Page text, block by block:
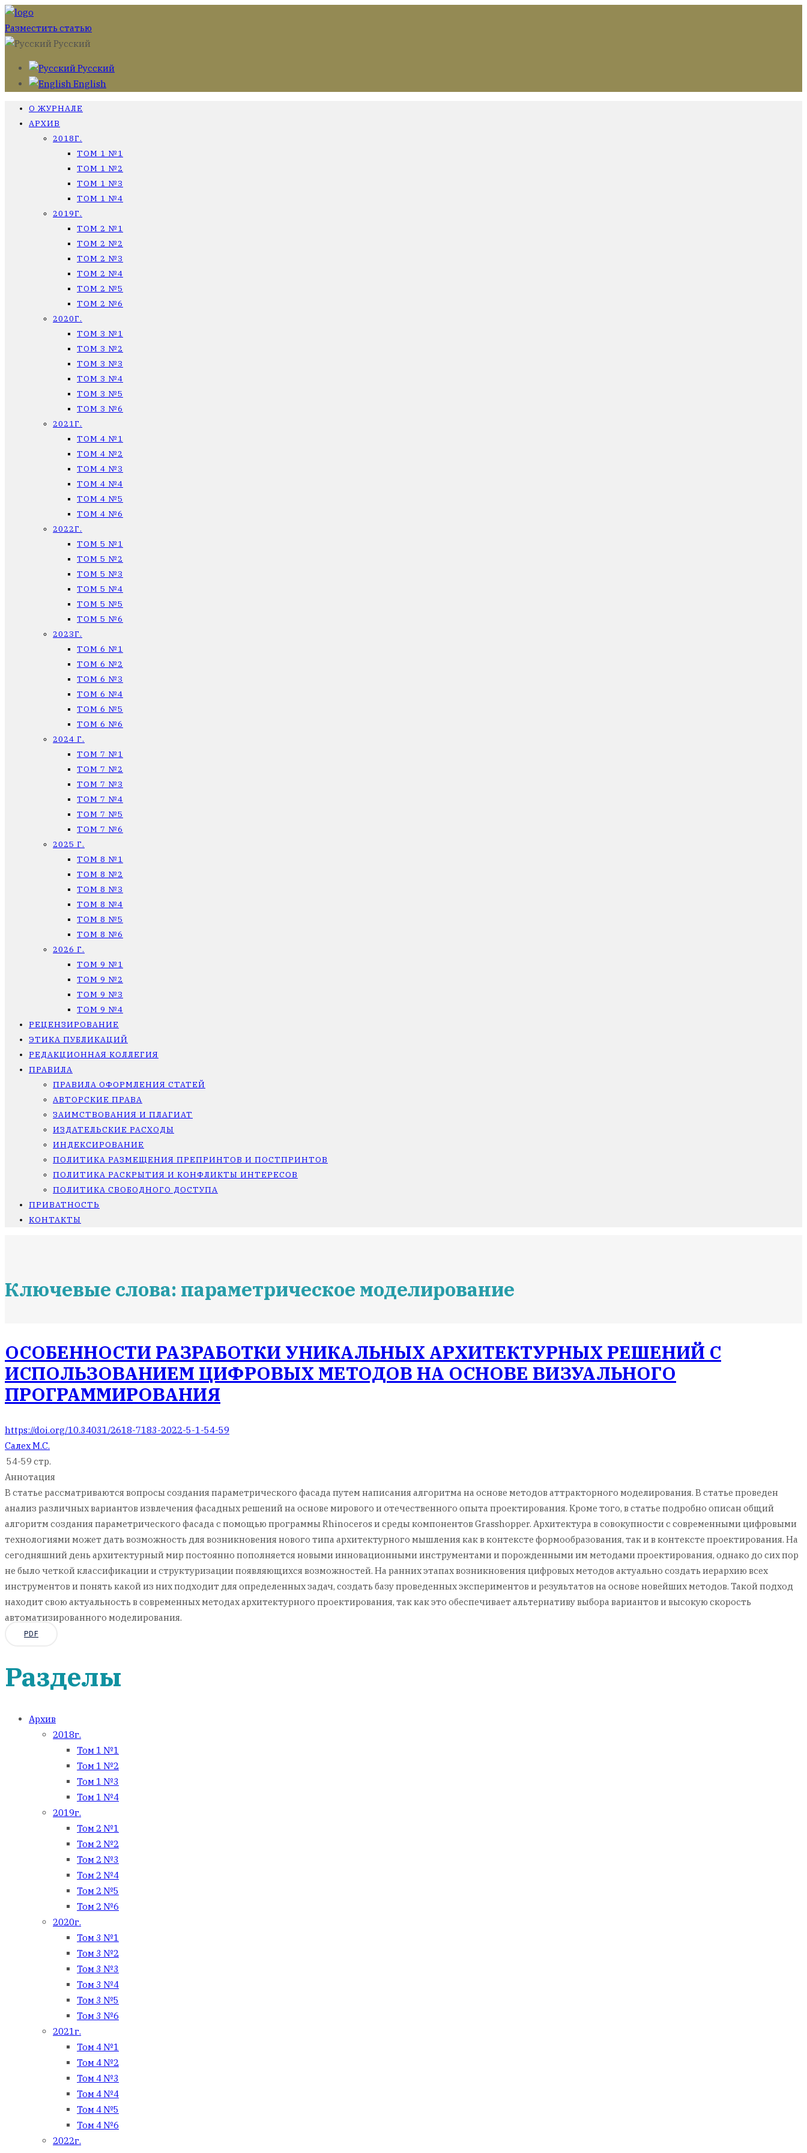
Разместить статью
Русский
Русский
English
О ЖУРНАЛЕ
АРХИВ
2018Г.
ТОМ 1 №1
ТОМ 1 №2
ТОМ 1 №3
ТОМ 1 №4
2019Г.
ТОМ 2 №1
ТОМ 2 №2
ТОМ 2 №3
ТОМ 2 №4
ТОМ 2 №5
ТОМ 2 №6
2020Г.
ТОМ 3 №1
ТОМ 3 №2
ТОМ 3 №3
ТОМ 3 №4
ТОМ 3 №5
ТОМ 3 №6
2021Г.
ТОМ 4 №1
ТОМ 4 №2
ТОМ 4 №3
ТОМ 4 №4
ТОМ 4 №5
ТОМ 4 №6
2022Г.
ТОМ 5 №1
ТОМ 5 №2
ТОМ 5 №3
ТОМ 5 №4
ТОМ 5 №5
ТОМ 5 №6
2023Г.
ТОМ 6 №1
ТОМ 6 №2
ТОМ 6 №3
ТОМ 6 №4
ТОМ 6 №5
ТОМ 6 №6
2024 Г.
ТОМ 7 №1
ТОМ 7 №2
ТОМ 7 №3
ТОМ 7 №4
ТОМ 7 №5
ТОМ 7 №6
2025 Г.
ТОМ 8 №1
ТОМ 8 №2
ТОМ 8 №3
ТОМ 8 №4
ТОМ 8 №5
ТОМ 8 №6
2026 Г.
ТОМ 9 №1
ТОМ 9 №2
ТОМ 9 №3
ТОМ 9 №4
РЕЦЕНЗИРОВАНИЕ
ЭТИКА ПУБЛИКАЦИЙ
РЕДАКЦИОННАЯ КОЛЛЕГИЯ
ПРАВИЛА
ПРАВИЛА ОФОРМЛЕНИЯ СТАТЕЙ
АВТОРСКИЕ ПРАВА
ЗАИМСТВОВАНИЯ И ПЛАГИАТ
ИЗДАТЕЛЬСКИЕ РАСХОДЫ
ИНДЕКСИРОВАНИЕ
ПОЛИТИКА РАЗМЕЩЕНИЯ ПРЕПРИНТОВ И ПОСТПРИНТОВ
ПОЛИТИКА РАСКРЫТИЯ И КОНФЛИКТЫ ИНТЕРЕСОВ
ПОЛИТИКА СВОБОДНОГО ДОСТУПА
ПРИВАТНОСТЬ
КОНТАКТЫ
Ключевые слова: параметрическое моделирование
ОСОБЕННОСТИ РАЗРАБОТКИ УНИКАЛЬНЫХ АРХИТЕКТУРНЫХ РЕШЕНИЙ С
ИСПОЛЬЗОВАНИЕМ ЦИФРОВЫХ МЕТОДОВ НА ОСНОВЕ ВИЗУАЛЬНОГО
ПРОГРАММИРОВАНИЯ
https://doi.org/10.34031/2618-7183-2022-5-1-54-59
Салех М.С.
54-59 стр.
Аннотация
В статье рассматриваются вопросы создания параметрического фасада путем написания алгоритма на основе методов аттракторного моделирования. В статье проведен
анализ различных вариантов извлечения фасадных решений на основе мирового и отечественного опыта проектирования. Кроме того, в статье подробно описан общий
алгоритм создания параметрического фасада с помощью программы Rhinoceros и среды компонентов Grasshopper. Архитектура в совокупности с современными цифровыми
технологиями может дать возможность для возникновения нового типа архитектурного мышления как в контексте формообразования, так и в контексте проектирования. На
сегодняшний день архитектурный мир постоянно пополняется новыми инновационными инструментами и порожденными им методами проектирования, однако до сих пор
не было четкой классификации и структуризации появляющихся возможностей. На ранних этапах возникновения цифровых методов актуально создать иерархию всех
инструментов и понять какой из них подходит для определенных задач, создать базу проведенных экспериментов и результатов на основе новейших методов. Такой подход
находит свою актуальность в современных методах архитектурного проектирования, так как это обеспечивает альтернативу выбора вариантов и высокую скорость
автоматизированного моделирования.
PDF
Разделы
Архив
2018г.
Том 1 №1
Том 1 №2
Том 1 №3
Том 1 №4
2019г.
Том 2 №1
Том 2 №2
Том 2 №3
Том 2 №4
Том 2 №5
Том 2 №6
2020г.
Том 3 №1
Том 3 №2
Том 3 №3
Том 3 №4
Том 3 №5
Том 3 №6
2021г.
Том 4 №1
Том 4 №2
Том 4 №3
Том 4 №4
Том 4 №5
Том 4 №6
2022г.